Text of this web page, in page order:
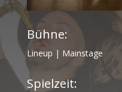
Bühne:
Lineup | Mainstage
Spielzeit: